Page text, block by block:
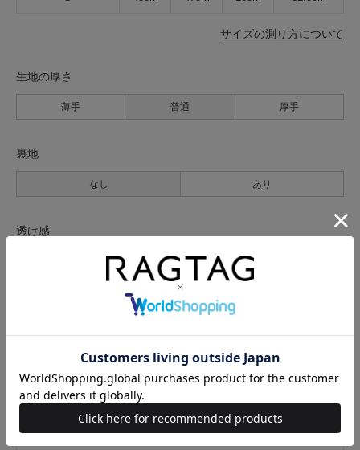
サイズの測り方について
生地の厚さ
薄手 普通 厚手
裏地
なし あり
透け感
あり
なし あり
光沢
なし あり